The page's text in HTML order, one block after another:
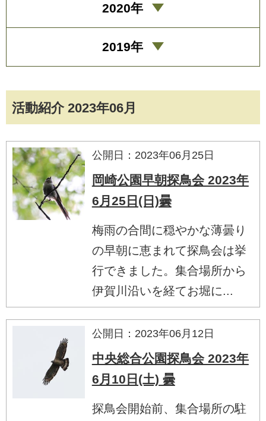
活動紹介 2023年06月
公開日：2023年06月25日
岡崎公園早朝探鳥会 2023年
6月25日(日)曇
梅雨の合間に穏やかな薄曇り
の早朝に恵まれて探鳥会は挙
行できました。集合場所から
伊賀川沿いを経てお堀に...
公開日：2023年06月12日
中央総合公園探鳥会 2023年
6月10日(土) 曇
探鳥会開始前、集合場所の駐
2020年
2019年